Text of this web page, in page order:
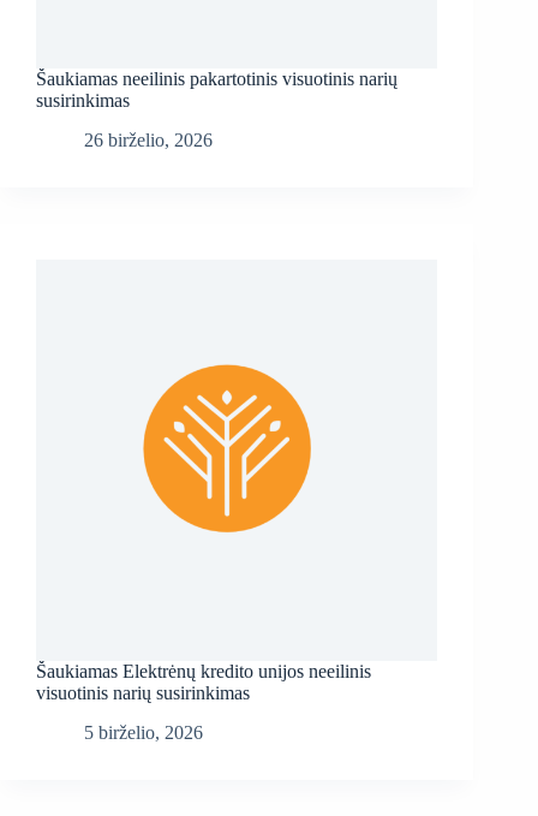
Šaukiamas neeilinis pakartotinis visuotinis narių
susirinkimas
26 birželio, 2026
Šaukiamas Elektrėnų kredito unijos neeilinis
visuotinis narių susirinkimas
5 birželio, 2026